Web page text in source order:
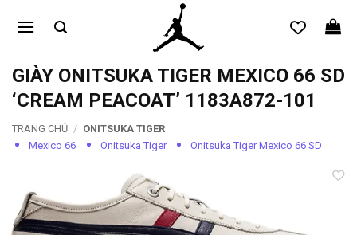
qua
dungGIÀY ONITSUKA TIGER MEXICO 66 SD
‘CREAM PEACOAT’ 1183A872-101
TRANG CHỦ / ONITSUKA TIGER
Mexico 66
Onitsuka Tiger Onitsuka Tiger Mexico 66 SD